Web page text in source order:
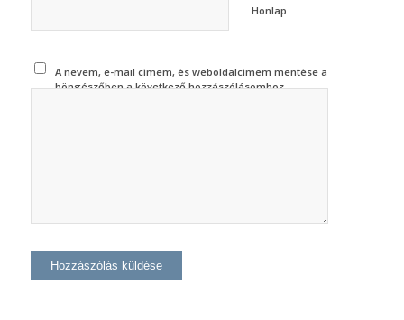
Honlap
A nevem, e-mail címem, és weboldalcímem mentése a
böngészőben a következő hozzászólásomhoz.